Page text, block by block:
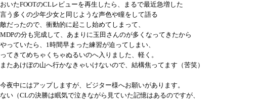
いたFOOTのCLレビューを再生したら、まるで最近急増した
う多くの少年少女と同じような声色や瞳をして語る
だったので、衝動的に起こし始めてしまって、
の分も完成して、あまりに玉田さんのが多くなってきたから
っていたら、1時間早まった練習が迫ってしまい、
てきてめちゃくちゃぬるいのへ入りました、軽く。
たあけぼの山へ行かなきゃいけないので、結構焦ってます（苦笑）
夜中にはアップしますが、ビジター様へお願いがあります。
い（CLの決勝は眠気で泣きながら見ていた記憶はあるのですが、